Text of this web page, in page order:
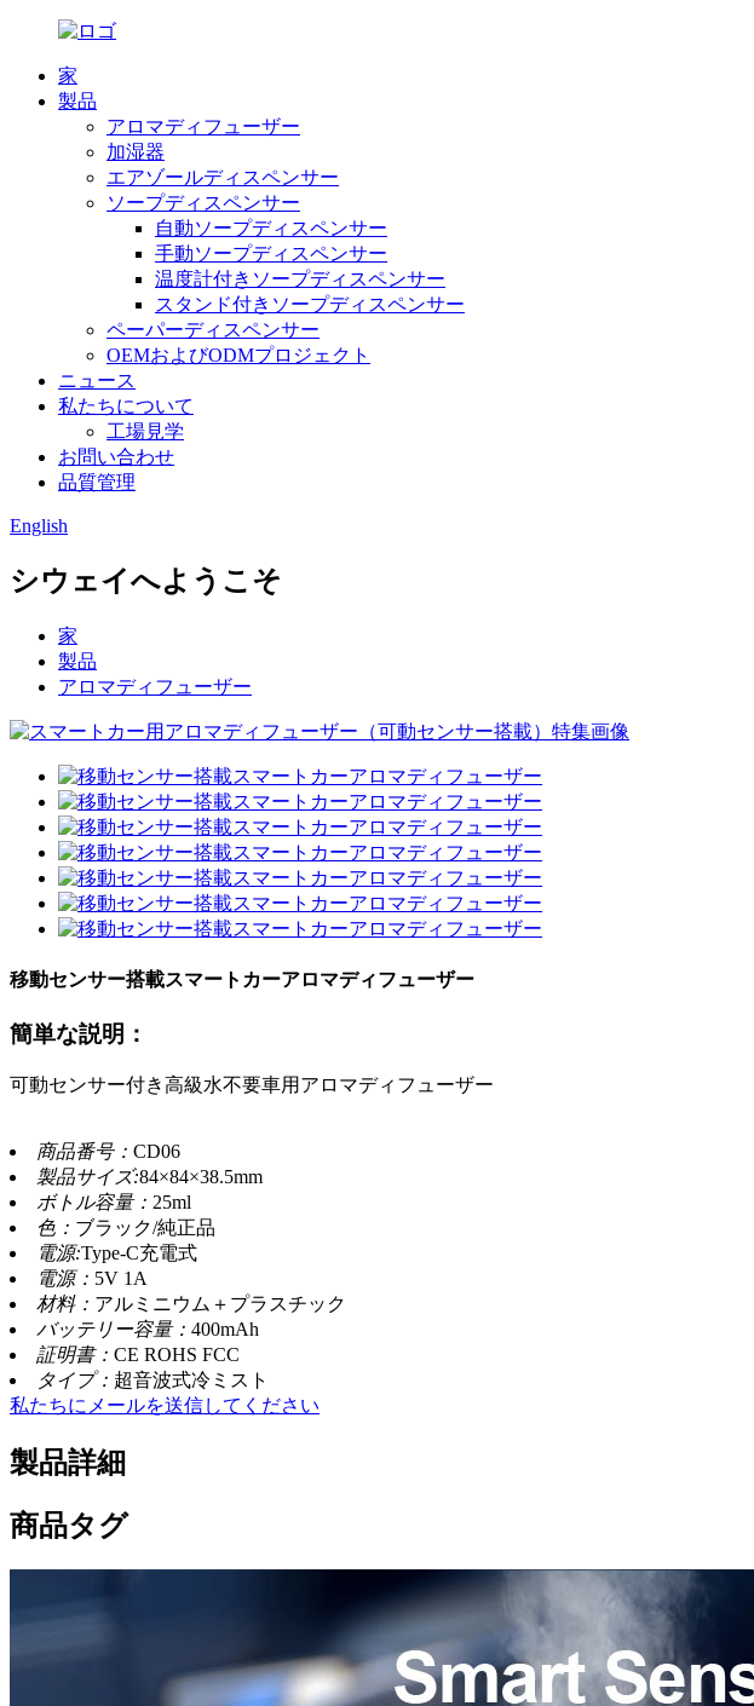
家
製品
アロマディフューザー
加湿器
エアゾールディスペンサー
ソープディスペンサー
自動ソープディスペンサー
手動ソープディスペンサー
温度計付きソープディスペンサー
スタンド付きソープディスペンサー
ペーパーディスペンサー
OEMおよびODMプロジェクト
ニュース
私たちについて
工場見学
お問い合わせ
品質管理
English
シウェイへようこそ
家
製品
アロマディフューザー
移動センサー搭載スマートカーアロマディフューザー
簡単な説明：
可動センサー付き高級水不要車用アロマディフューザー
商品番号： CD06
製品サイズ:84×84×38.5mm
ボトル容量： 25ml
色： ブラック/純正品
電源:Type-C充電式
電源： 5V 1A
材料： アルミニウム＋プラスチック
バッテリー容量： 400mAh
証明書： CE ROHS FCC
タイプ： 超音波式冷ミスト
私たちにメールを送信してください
製品詳細
商品タグ